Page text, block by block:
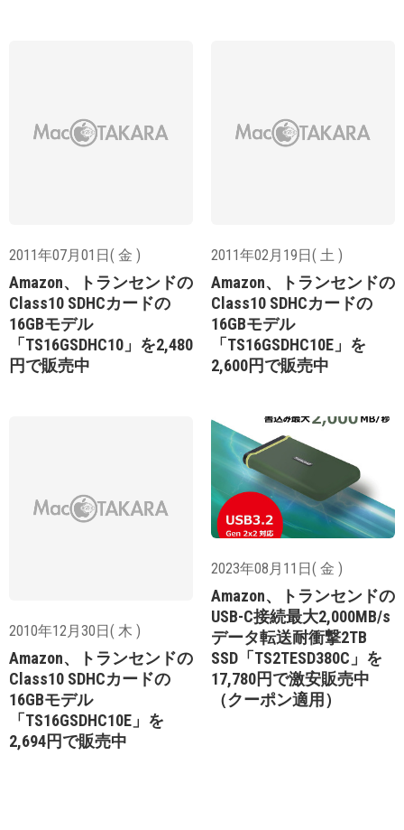
2011年07月01日( 金 )
Amazon、トランセンドの
Class10 SDHCカードの
16GBモデル
「TS16GSDHC10」を2,480
円で販売中
2011年02月19日( 土 )
Amazon、トランセンドの
Class10 SDHCカードの
16GBモデル
「TS16GSDHC10E」を
2,600円で販売中
2010年12月30日( 木 )
Amazon、トランセンドの
Class10 SDHCカードの
16GBモデル
「TS16GSDHC10E」を
2,694円で販売中
2023年08月11日( 金 )
Amazon、トランセンドの
USB-C接続最大2,000MB/s
データ転送耐衝撃2TB
SSD「TS2TESD380C」を
17,780円で激安販売中
（クーポン適用）